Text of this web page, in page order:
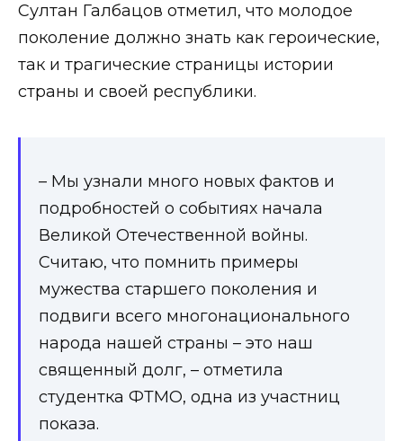
Султан Галбацов отметил, что молодое
поколение должно знать как героические,
так и трагические страницы истории
страны и своей республики.
– Мы узнали много новых фактов и
подробностей о событиях начала
Великой Отечественной войны.
Считаю, что помнить примеры
мужества старшего поколения и
подвиги всего многонационального
народа нашей страны – это наш
священный долг, – отметила
студентка ФТМО, одна из участниц
показа.